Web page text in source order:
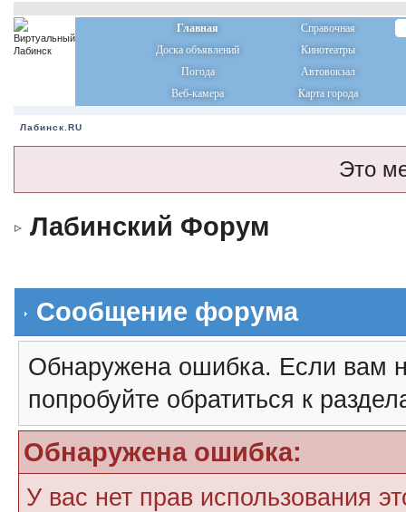
Главная
Справочная
Доска объявлений
Кинотеатры
Погода
Автовокзал
Веб-камера
Карта города
Лабинск.RU
Это
Лабинский Форум
Сообщение форума
Обнаружена ошибка. Если вам
попробуйте обратиться к
Обнаружена ошибка:
У вас нет прав использования